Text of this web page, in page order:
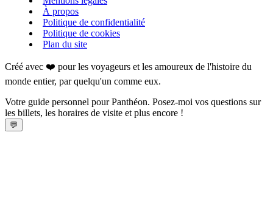
À propos
Politique de confidentialité
Politique de cookies
Plan du site
Créé avec ❤️ pour les voyageurs et les amoureux de l'histoire du
monde entier, par quelqu'un comme eux.
Votre guide personnel pour Panthéon. Posez-moi vos questions sur
les billets, les horaires de visite et plus encore !
💬